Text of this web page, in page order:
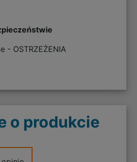
- OSTRZEŻENIA
o produkcie